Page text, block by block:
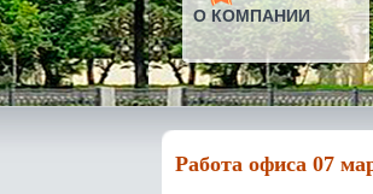
О КОМПАНИИ
Работа офиса 07